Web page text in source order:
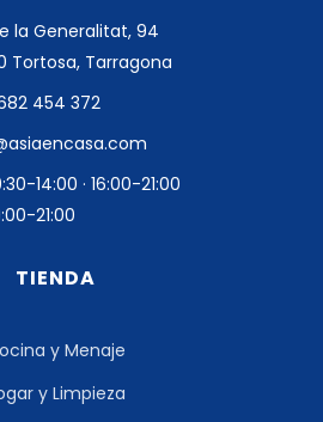
la Generalitat, 94
Tortosa, Tarragona
454 372
14:00 · 16:00-21:00
21:00
TIENDA
y Menaje
y Limpieza